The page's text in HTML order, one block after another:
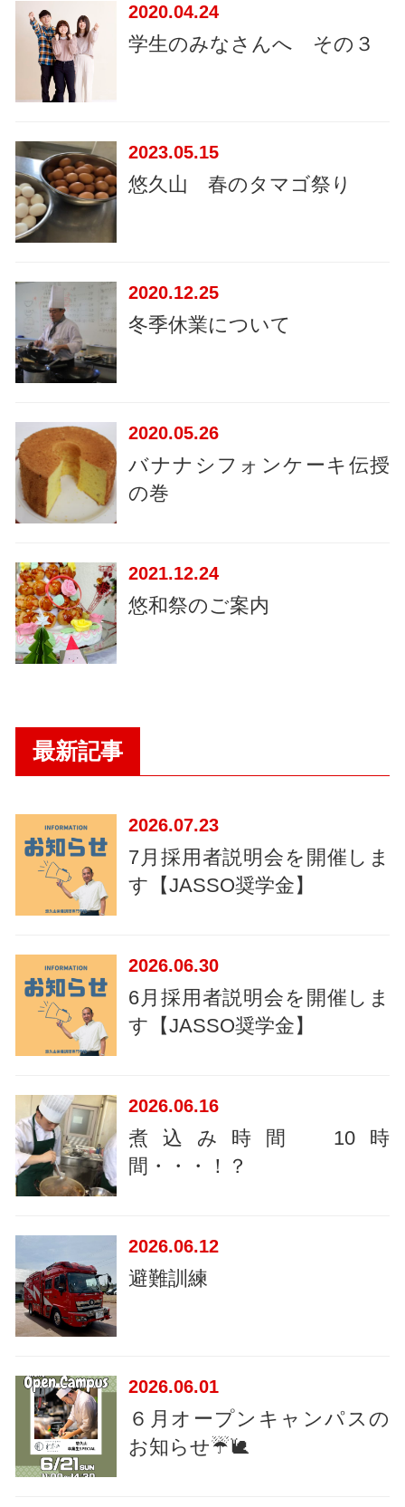
2020 04.24
学生のみなさんへ その３
2023 05.15
悠久山 春のタマゴ祭り
2020 12.25
冬季休業について
2020 05.26
バナナシフォンケーキ伝授
の巻
2021 12.24
悠和祭のご案内
最新記事
2026 07.23
7月採用者説明会を開催しま
す【JASSO奨学金】
2026 06.30
6月採用者説明会を開催しま
す【JASSO奨学金】
2026 06.16
煮込み時間 10時
間・・・！？
2026 06.12
避難訓練
2026 06.01
６月オープンキャンパスの
お知らせ☔🐌